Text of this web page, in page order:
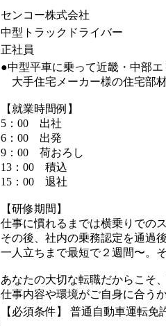
センコー株式会社
中型トラックドライバー
正社員
●中型平車に乗って近畿・中部
大手住宅メーカー様の住宅部材
【就業時間例】
5：00 出社
6：00 出発
9：00 荷おろし
13：00 積込
15：00 退社
【研修期間】
仕事に慣れるまでは横乗りでの
その後、社内の乗務認定を通過
一人立ちまで最短で２週間〜。
あなたの大切な転職だからこそ
仕事内容や環境がご自身に合う
【必須条件】 普通自動車運転免